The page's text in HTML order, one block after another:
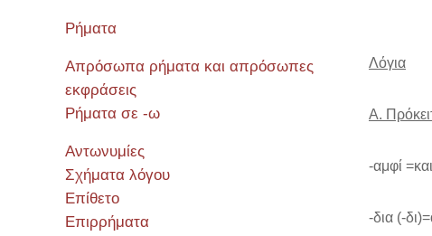
Λόγια
Α.
-αμφί
-δια (-
Ρήματα
Απρόσωπα ρήματα και απρόσωπες
εκφράσεις
Ρήματα σε -ω
Αντωνυμίες
Σχήματα λόγου
Επίθετο
Επιρρήματα